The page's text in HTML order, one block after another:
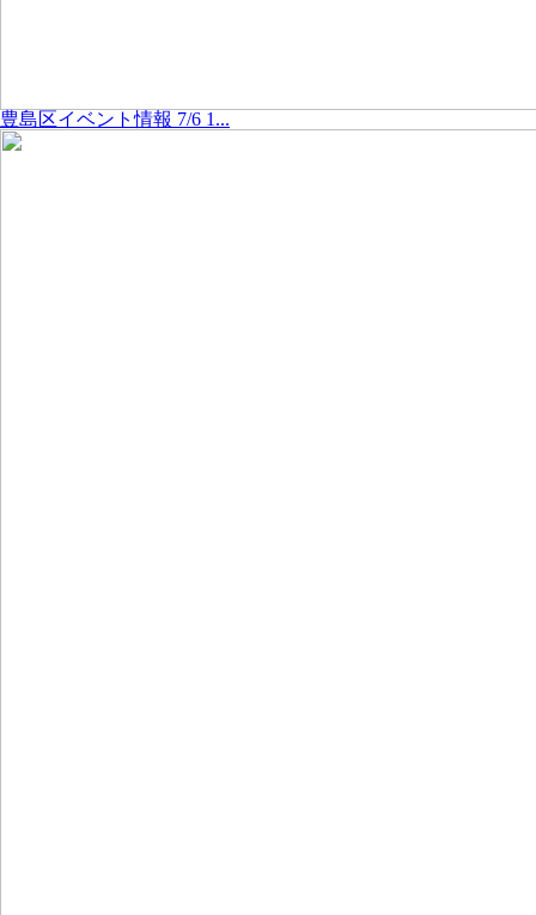
豊島区イベント情報 7/6 1...